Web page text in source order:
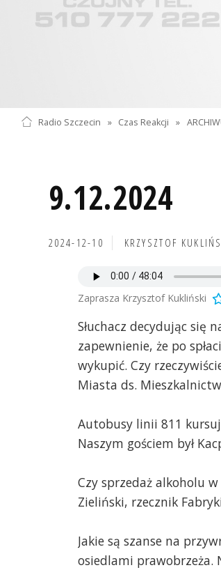
Radio Szczecin » Czas Reakcji »
9.12.2024
2024-12-10 KRZYSZTOF
Zaprasza Krzysztof Kukliński
Słuchacz decydując się
zapewnienie, że po
wykupić. Czy
Miasta ds.
Autobusy linii 811
Naszym gościem był
Czy sprzedaż alkoholu
Zieliński, rzecznik
Jakie są szanse na
osiedlami prawobrzeża.